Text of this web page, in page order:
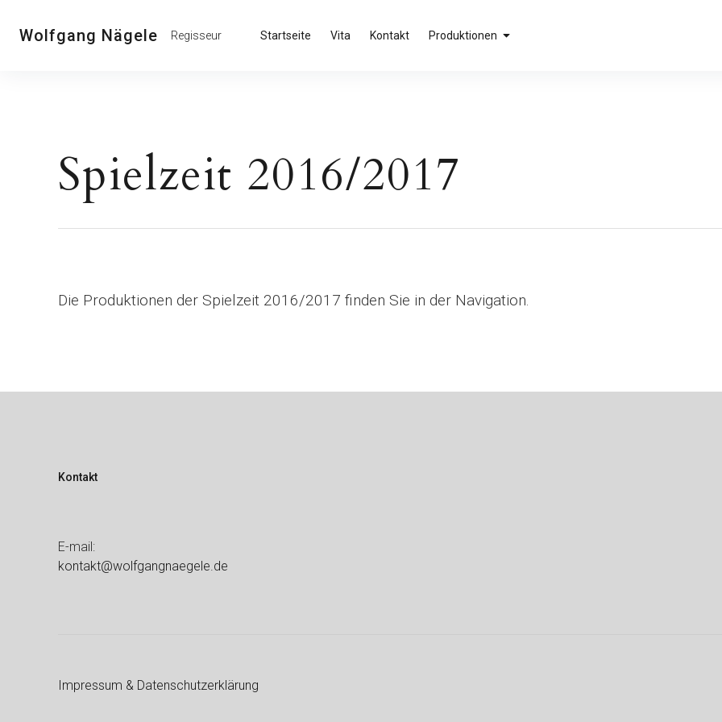
überspringen
Wolfgang Nägele Regisseur Startseite Vita Kontakt Produktionen
Spielzeit 2016/2017
Die Produktionen der Spielzeit 2016/2017 finden Sie in der Navigation.
Kontakt
E-mail:
kontakt@wolfgangnaegele.de
Impressum & Datenschutzerklärung